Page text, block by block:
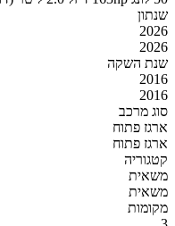
שנתון
2026
2026
שנת השקה
2016
2016
סוג מרכב
ארגז פתוח
ארגז פתוח
קטגוריה
משאית
משאית
מקומות